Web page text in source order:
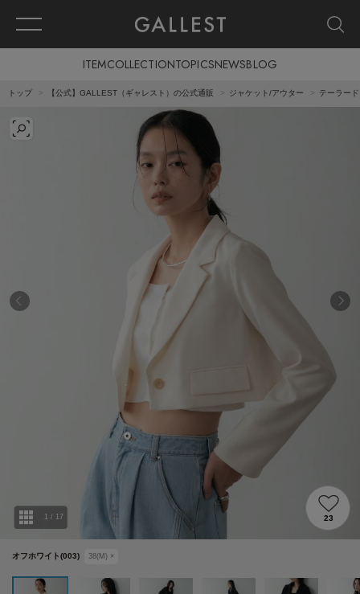
ITEMCOLLECTIONTOPICSNEWSBLOG
トップ 【公式】GALLEST（ギャレスト）の公式通販 ジャケット/アウター テーラー
オフホワイト(003) 38(M) ×
1 / 17 23